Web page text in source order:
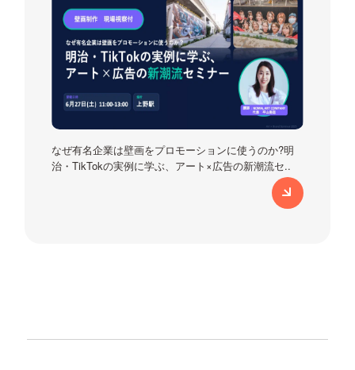
なぜ有名企業は壁画をプロモーションに使うのか?明
治・TikTokの実例に学ぶ、アート×広告の新潮流セ..